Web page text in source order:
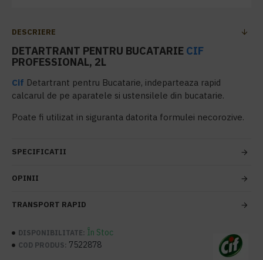
DESCRIERE
DETARTRANT PENTRU BUCATARIE CIF
PROFESSIONAL, 2L
Cif Detartrant pentru Bucatarie, indeparteaza rapid
calcarul de pe aparatele si ustensilele din bucatarie.
Poate fi utilizat in siguranta datorita formulei necorozive.
SPECIFICATII
OPINII
TRANSPORT RAPID
DISPONIBILITATE: În Stoc
COD PRODUS: 7522878